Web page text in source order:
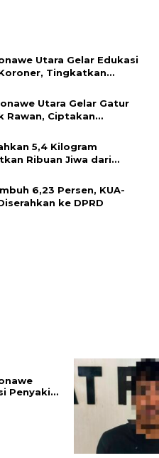
Utara Gelar Edukasi
Tingkatkan
Utara Gelar Gatur
Rawan, Ciptakan
5,4 Kilogram
Ribuan Jiwa dari
6,23 Persen, KUA-
ke DPRD
Penyakit